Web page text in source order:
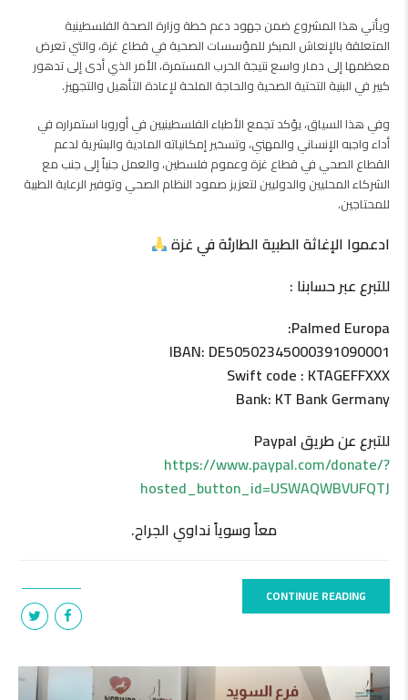
ويأتي هذا المشروع ضمن جهود دعم خطة وزارة الصحة الفلسطينية
المتعلقة بالإنعاش المبكر للمؤسسات الصحية في قطاع غزة، والتي تعرض
معظمها إلى دمار واسع نتيجة الحرب المستمرة، الأمر الذي أدى إلى تدهور
كبير في البنية التحتية الصحية والحاجة الملحة لإعادة التأهيل والتجهيز.
وفي هذا السياق، يؤكد تجمع الأطباء الفلسطينيين في أوروبا استمراره في
أداء واجبه الإنساني والمهني، وتسخير إمكانياته المادية والبشرية لدعم
القطاع الصحي في قطاع غزة وعموم فلسطين، والعمل جنباً إلى جنب مع
الشركاء المحليين والدوليين لتعزيز صمود النظام الصحي وتوفير الرعاية الطبية
للمحتاجين.
ادعموا الإغاثة الطبية الطارئة في غزة
للتبرع عبر حسابنا :
Palmed Europa:
IBAN: DE50502345000391090001
Swift code : KTAGEFFXXX
Bank: KT Bank Germany
للتبرع عن طريق Paypal
https://www.paypal.com/donate/?
hosted_button_id=USWAQWBVUFQTJ
معاً وسوياً نداوي الجراح.
CONTINUE READING